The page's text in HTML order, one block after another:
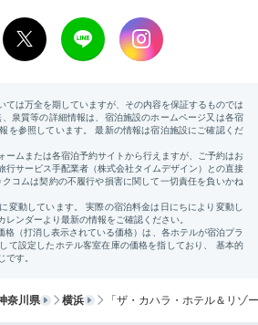
至福のひとときを過ごし、横浜を
奈川県 横浜 「ザ・カハラ・ホテル＆リゾ